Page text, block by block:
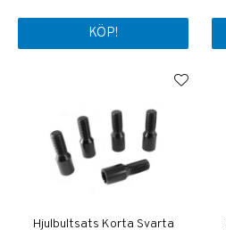
KÖP!
Hjulbultsats Korta Svarta